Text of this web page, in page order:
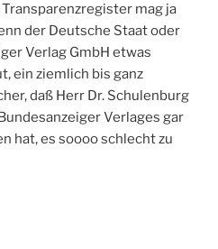
mag ja
der Deutsche Staat oder
Verlag GmbH etwas
ein ziemlich bis ganz
daß Herr Dr. Schulenburg
Verlages gar
hat, es soooo schlecht zu